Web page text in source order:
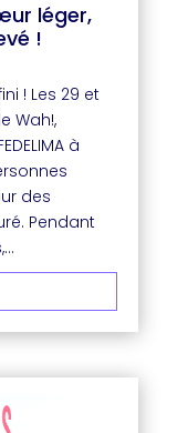
léger,
!
! Les 29 et
Wah!,
à
des
Pendant